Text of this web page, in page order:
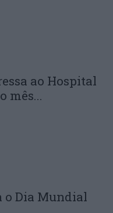
ao Hospital
mês...
o Dia Mundial